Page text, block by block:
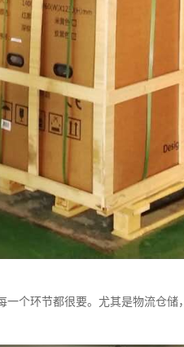
个环节都很要。尤其是物流仓储